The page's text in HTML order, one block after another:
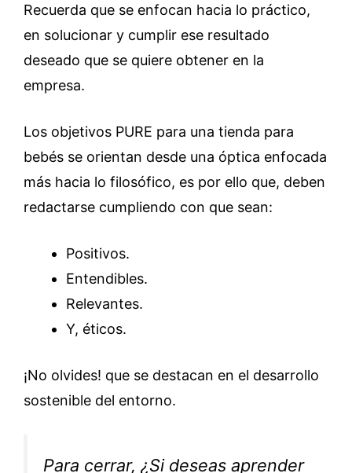
Recuerda que se enfocan hacia lo práctico,
en solucionar y cumplir ese resultado
deseado que se quiere obtener en la
empresa.
Los objetivos PURE para una tienda para
bebés se orientan desde una óptica enfocada
más hacia lo filosófico, es por ello que, deben
redactarse cumpliendo con que sean:
Positivos.
Entendibles.
Relevantes.
Y, éticos.
¡No olvides! que se destacan en el desarrollo
sostenible del entorno.
Para cerrar, ¿Si deseas aprender